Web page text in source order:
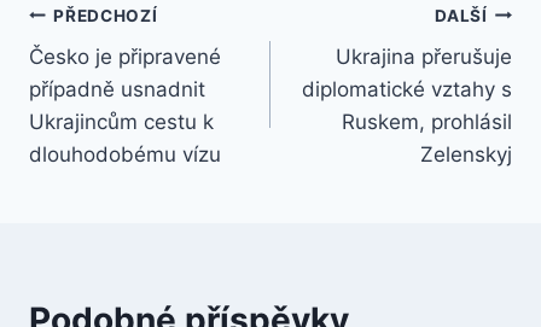
Navigace
pro
příspěvek
PŘEDCHOZÍ
Česko je připravené
případně usnadnit
Ukrajincům cestu k
dlouhodobému vízu
DALŠÍ
Ukrajina přerušuje
diplomatické vztahy s
Ruskem, prohlásil
Zelenskyj